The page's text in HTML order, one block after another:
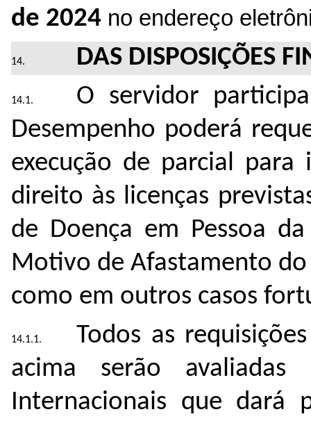
de 2024 no endereço
DAS DISPOSIÇÕES
O servidor
Desempenho poderá
execução de parcial
direito às licenças
de Doença em Pessoa
Motivo de Afastamento
como em outros casos
Todos as
acima serão
Internacionais que dará